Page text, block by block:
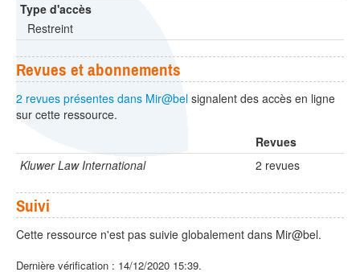
Type d'accès
Restreint
Revues et abonnements
2 revues présentes dans Mir@bel signalent des accès en ligne
sur cette ressource.
Revues
Kluwer Law International
2 revues
Suivi
Cette ressource n'est pas suivie globalement dans Mir@bel.
Dernière vérification : 14/12/2020 15:39.